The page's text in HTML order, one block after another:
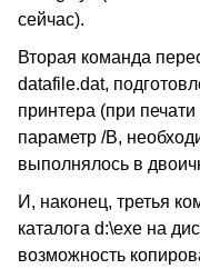
сейчас).
Вторая команда
datafile.dat,
принтера (при
параметр /B,
выполнялось в
И, наконец, третья
каталога d:\exe на
возможность